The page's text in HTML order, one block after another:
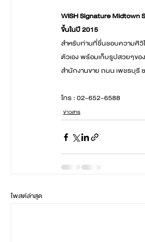
WISH Signature Midtown
ขึ้นในปี 2015
สำหรับท่านที่ชื่นชอบความศิวิ
ตัวเอง พร้อมเก็บรูปสวยๆข
สำนักงานขาย ถนน เพชรบุรี
โทร : 02-652-6588
ข่าวสาร
โพสต์ล่าสุด